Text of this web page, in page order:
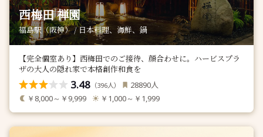
西梅田 禅園
福島駅（阪神） / 日本料理、海鮮、鍋
【完全個室あり】西梅田でのご接待、顔合わせに。ハービスプラ
ザの大人の隠れ家で本格創作和食を
3.48 （396人） 28890人
￥8,000～￥9,999 ￥1,000～￥1,999